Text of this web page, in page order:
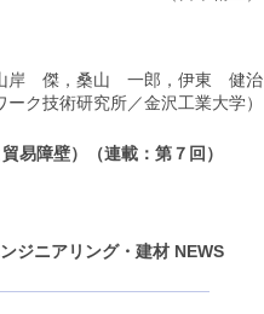
山岸 傑，桑山 一郎，伊東 健治
ーク技術研究所／金沢工業大学）
易障壁）（連載：第７回）
ジニアリング・建材 NEWS